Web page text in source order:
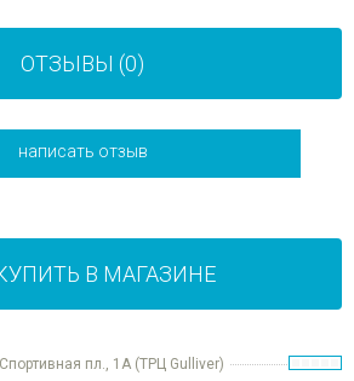
ОТЗЫВЫ (0)
написать отзыв
В МАГАЗИНЕ
пл., 1А (ТРЦ Gulliver)